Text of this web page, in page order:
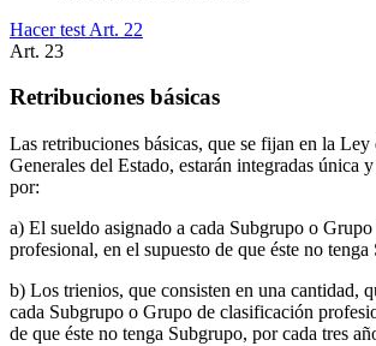
Hacer test Art. 22
Art. 23
Retribuciones básicas
Las retribuciones básicas, que se fijan en la Ley
Generales del Estado, estarán integradas única
por:
a) El sueldo asignado a cada Subgrupo o
profesional, en el supuesto de que éste no tenga
b) Los trienios, que consisten en una cantidad,
cada Subgrupo o Grupo de clasificación
de que éste no tenga Subgrupo, por cada tres